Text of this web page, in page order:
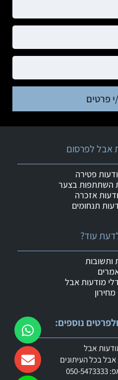
פרטים
נוספים:
אבל
בכל העיתונים
עוד?
ותשובות
מודעות אבל
אבל לפרסום
פטירה
השתתפות בצער
אזכרה
תנחומים